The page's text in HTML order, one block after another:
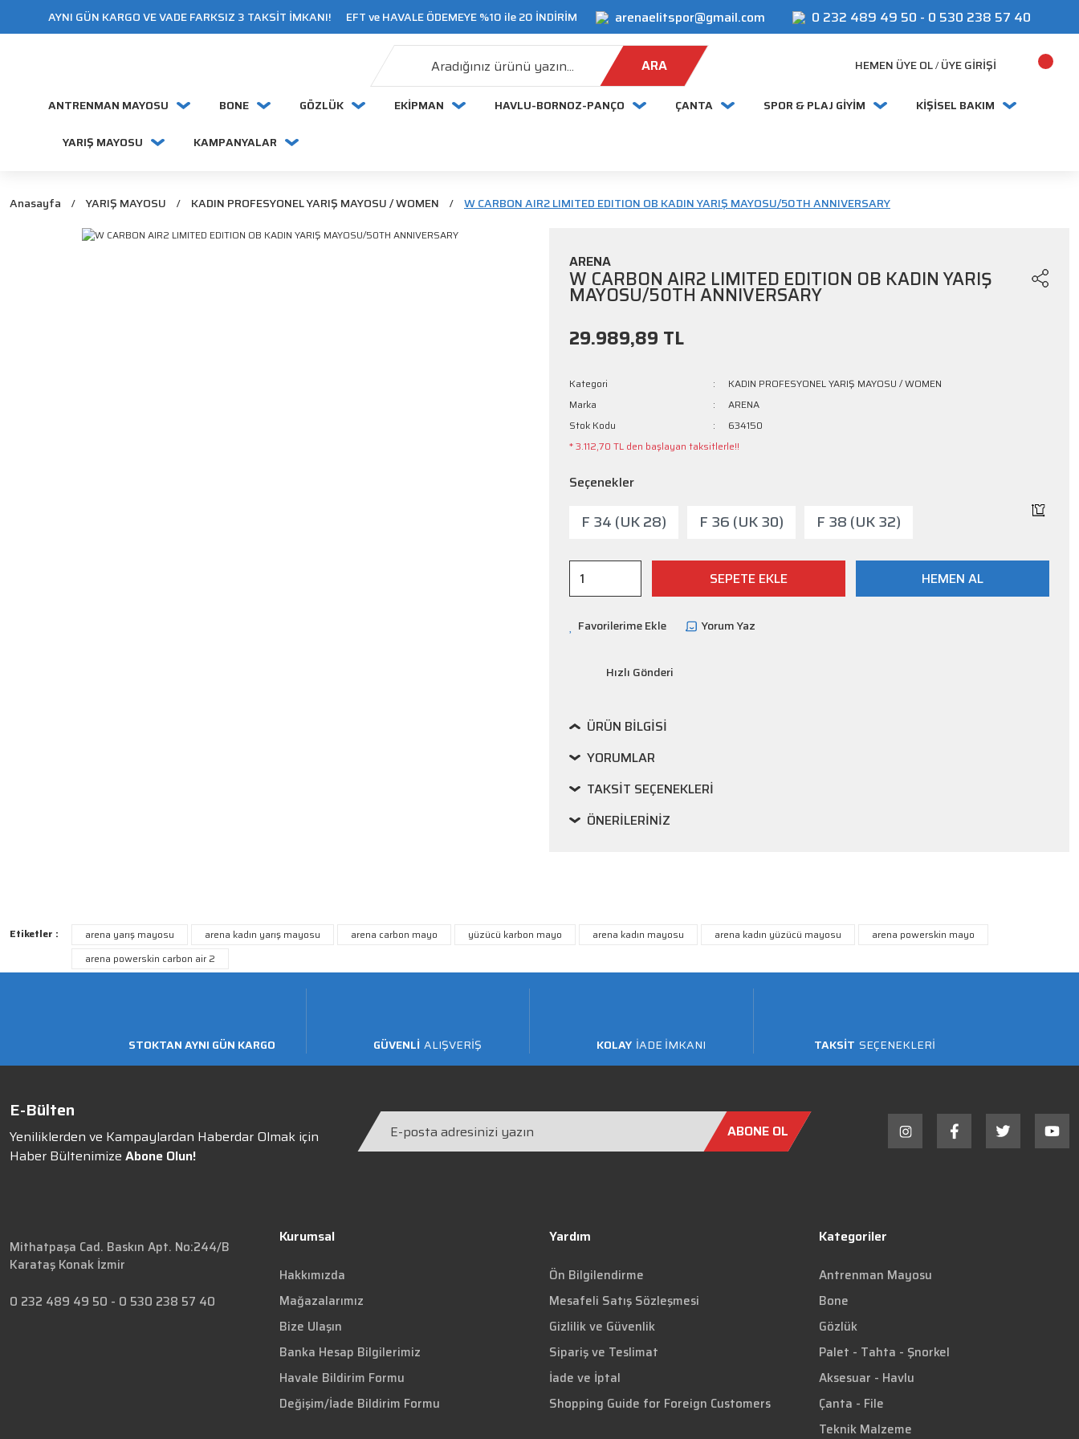
AYNI GÜN KARGO VE VADE FARKSIZ 3 TAKSİT İMKANI! EFT ve HAVALE ÖDEMEYE %10 ile 20 İNDİRİM arenaelitspor@gmail.com 0 232 489 49 50 - 0 530 238 57 40
ARA HEMEN ÜYE OL/ ÜYE GIRIŞI
ANTRENMAN MAYOSU BONE GÖZLÜK EKİPMAN HAVLU-BORNOZ-PANÇO ÇANTA SPOR & PLAJ GİYİM KİŞİSEL BAKIM
YARIŞ MAYOSU KAMPANYALAR
Anasayfa YARIŞ MAYOSU KADIN PROFESYONEL YARIŞ MAYOSU / WOMEN W CARBON AIR2 LIMITED EDITION OB KADIN YARIŞ MAYOSU/50TH ANNIVERSARY
ARENA
W CARBON AIR2 LIMITED EDITION OB KADIN YARIŞ
MAYOSU/50TH ANNIVERSARY
29.989,89 TL
Kategori
KADIN PROFESYONEL YARIŞ MAYOSU / WOMEN
Marka
ARENA
Stok Kodu
634150
* 3.112,70 TL den başlayan taksitlerle!!
Seçenekler
F 34 (UK 28) F 36 (UK 30) F 38 (UK 32)
SEPETE EKLE HEMEN AL
Yorum Yaz
Hızlı Gönderi
ÜRÜN BILGISI
YORUMLAR
TAKSIT SEÇENEKLERI
ÖNERILERINIZ
Etiketler : arena yarış mayosu arena kadın yarış mayosu arena carbon mayo yüzücü karbon mayo arena kadın mayosu arena kadın yüzücü mayosu
arena powerskin mayo
arena powerskin carbon air 2
STOKTAN AYNI GÜN KARGO GÜVENLİ ALIŞVERİŞ KOLAY İADE İMKANI TAKSİT SEÇENEKLERİ
E-Bülten
Yeniliklerden ve Kampaylardan Haberdar Olmak için
Haber Bültenimize Abone Olun!
ABONE OL
Mithatpaşa Cad. Baskın Apt. No:244/B
Karataş Konak İzmir
0 232 489 49 50 - 0 530 238 57 40
Kurumsal
Hakkımızda
Mağazalarımız
Bize Ulaşın
Banka Hesap Bilgilerimiz
Havale Bildirim Formu
Değişim/İade Bildirim Formu
Yardım
Ön Bilgilendirme
Mesafeli Satış Sözleşmesi
Gizlilik ve Güvenlik
Sipariş ve Teslimat
İade ve İptal
Shopping Guide for Foreign Customers
Kategoriler
Antrenman Mayosu
Bone
Gözlük
Palet - Tahta - Şnorkel
Aksesuar - Havlu
Çanta - File
Teknik Malzeme